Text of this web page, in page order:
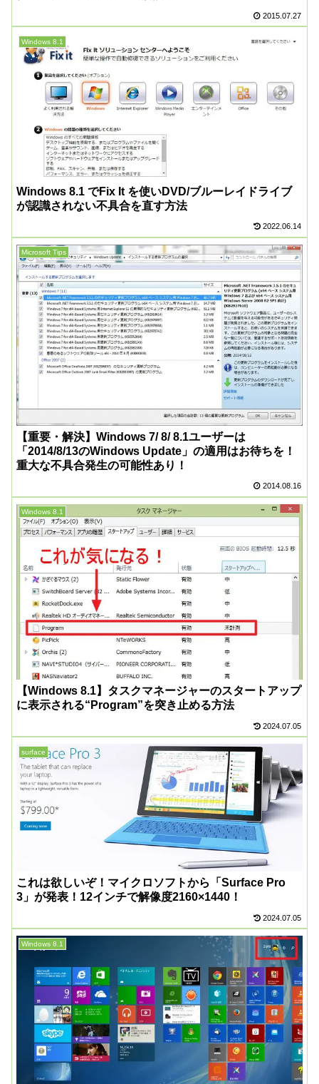
2015.07.27
Windows 8.1
Windows 8.1 でFix It を使いDVD/ブルーレイドライブ
が認識されない不具合を直す方法
2022.06.14
Microsoft Tips
【重要・解決】Windows 7/ 8/ 8.1ユーザーは
「2014/8/13のWindows Update」の適用はお待ちを！
重大な不具合発生の可能性あり！
2014.08.16
Windows 8.1
【Windows 8.1】タスクマネージャーのスタートアップ
に表示される“Program”を突き止める方法
2024.07.05
surface
これは欲しいぞ！マイクロソフトから「Surface Pro
3」が発表！12インチで解像度2160×1440！
2024.07.05
Windows 8.1